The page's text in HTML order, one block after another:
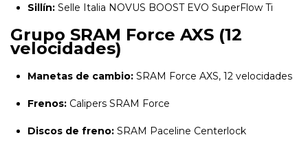
Sillín: Selle Italia NOVUS BOOST EVO SuperFlow Ti
Grupo SRAM Force AXS (12
velocidades)
Manetas de cambio: SRAM Force AXS, 12 velocidades
Frenos: Calipers SRAM Force
Discos de freno: SRAM Paceline Centerlock